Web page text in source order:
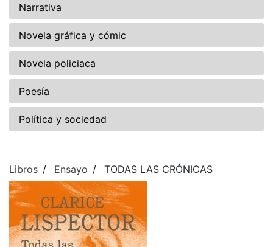
Narrativa
Novela gráfica y cómic
Novela policiaca
Poesía
Política y sociedad
Libros Ensayo TODAS LAS CRÓNICAS